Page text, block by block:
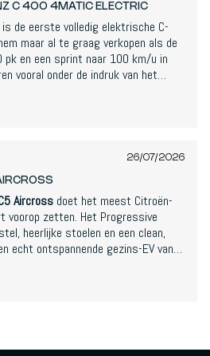
C 400 4MATIC ELECTRIC
is de eerste volledig elektrische C-
maar al te graag verkopen als de
en een sprint naar 100 km/u in
vooral onder de indruk van het
762 km WLTP-bereik. Het
bijzonder overtuigend debuut.
26/07/2026
Aircross doet het meest Citroën-
zetten. Het Progressive
heerlijke stoelen en een clean,
echt ontspannende gezins-EV van,
en een enorme koffer. Snel is